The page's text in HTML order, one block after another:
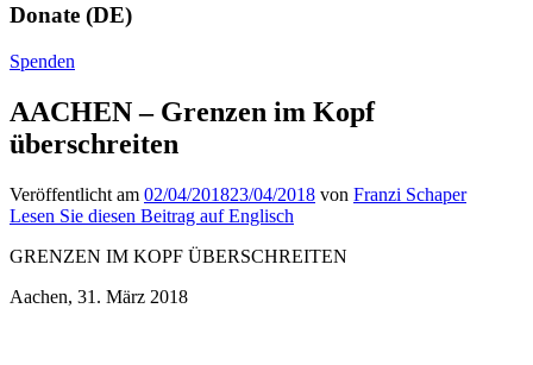
Donate (DE)
Spenden
AACHEN – Grenzen im Kopf
überschreiten
Veröffentlicht am 02/04/201823/04/2018 von Franzi Schaper
Lesen Sie diesen Beitrag auf Englisch
GRENZEN IM KOPF ÜBERSCHREITEN
Aachen, 31. März 2018